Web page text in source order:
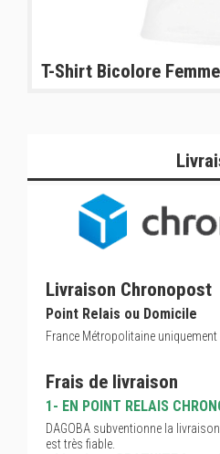
T-Shirt Bicolore Femme
Livraison Chronopost
Point Relais ou Domicile
France Métropolitaine uniquement
Frais de livraison
1- EN POINT RELAIS
DAGOBA subventionne la
est très fiable.